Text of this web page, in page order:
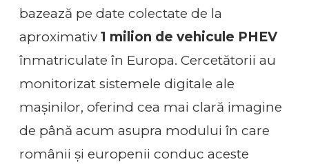
bazează pe date colectate de la
aproximativ 1 milion de vehicule PHEV
înmatriculate în Europa. Cercetătorii au
monitorizat sistemele digitale ale
mașinilor, oferind cea mai clară imagine
de până acum asupra modului în care
românii și europenii conduc aceste